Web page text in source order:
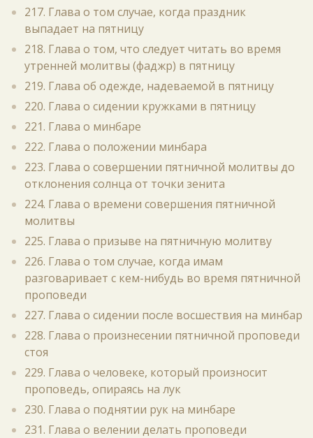
217. Глава о том случае, когда праздник
выпадает на пятницу
218. Глава о том, что следует читать во время
утренней молитвы (фаджр) в пятницу
219. Глава об одежде, надеваемой в пятницу
220. Глава о сидении кружками в пятницу
221. Глава о минбаре
222. Глава о положении минбара
223. Глава о совершении пятничной молитвы до
отклонения солнца от точки зенита
224. Глава о времени совершения пятничной
молитвы
225. Глава о призыве на пятничную молитву
226. Глава о том случае, когда имам
разговаривает с кем-нибудь во время пятничной
проповеди
227. Глава о сидении после восшествия на минбар
228. Глава о произнесении пятничной проповеди
стоя
229. Глава о человеке, который произносит
проповедь, опираясь на лук
230. Глава о поднятии рук на минбаре
231. Глава о велении делать проповеди